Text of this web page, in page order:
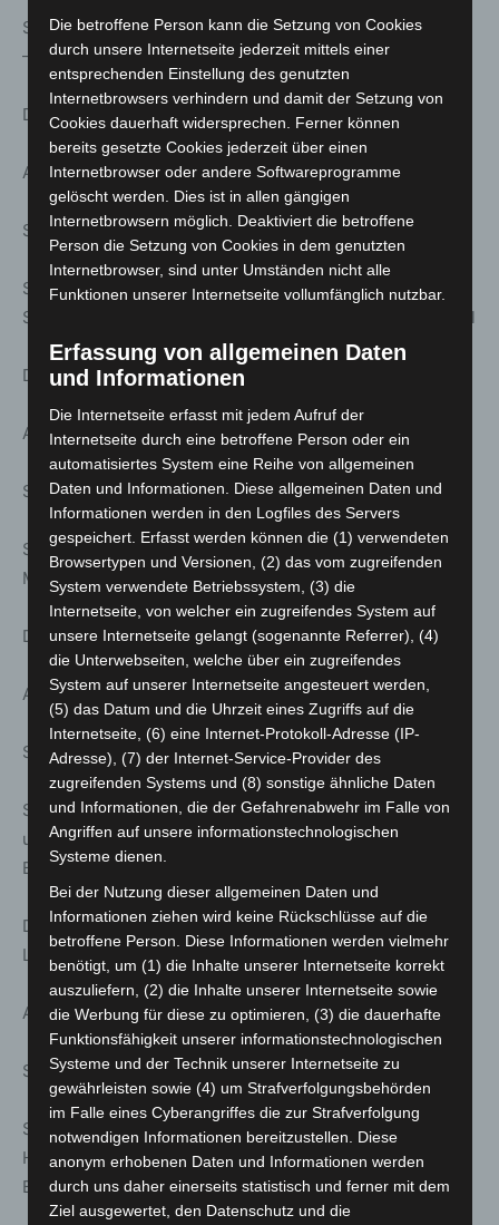
Stattreisen – Stadtspaziergänge: Hannover im Mittelalter
– Von Türmern, Hoken und geraspelter Hirnschale
Dauer ca. 2.0 h | Treff: Ballhofplatz, Brunnen
Anmeldung unter: www.stattreisen-hannover.de
Sa. 21. März; 15:00 Uhr
Stattreisen – Stadtspaziergänge: Linden-Nord: Federn,
Samt und Seife – Arbeitergeschichte und sozialer Wandel
Dauer ca. 2.0 h | Treff: Theater am Küchengarten
Anmeldung unter: www.stattreisen-hannover.de
Sa. 21. März; 19:00 Uhr
Stattreisen – Theaterspaziergänge: Nachtwächter
Melchior – Von Henkern, Macht und Hellebarden
Dauer ca. 1.5 h | Treff: Beginenturm, Pferdestraße
Anmeldung unter: www.stattreisen-hannover.de
So. 22. März; 11:00 Uhr
Stattreisen – Stadtspaziergänge: Linden: Bergbau, Jazz
und Blaues Wunder – Ein Spaziergang auf dem Lindener
Berg
Dauer ca. 1.0 h | Treff: Eingang Stadtfriedhof – Am
Lindener Berge
Anmeldung unter: www.stattreisen-hannover.de
So. 22. März; 11:00 Uhr
Stattreisen – Stadtspaziergänge: Der Hauptbahnhof
Hannover – Geschichte der Eisenbahn in Hannover. Mit
Besuch der „Geisterstation“.
Die betroffene Person kann die Setzung von Cookies
durch unsere Internetseite jederzeit mittels einer
entsprechenden Einstellung des genutzten
Internetbrowsers verhindern und damit der Setzung von
Cookies dauerhaft widersprechen. Ferner können
bereits gesetzte Cookies jederzeit über einen
Internetbrowser oder andere Softwareprogramme
gelöscht werden. Dies ist in allen gängigen
Internetbrowsern möglich. Deaktiviert die betroffene
Person die Setzung von Cookies in dem genutzten
Internetbrowser, sind unter Umständen nicht alle
Funktionen unserer Internetseite vollumfänglich nutzbar.
Erfassung von allgemeinen Daten
und Informationen
Die Internetseite erfasst mit jedem Aufruf der
Internetseite durch eine betroffene Person oder ein
automatisiertes System eine Reihe von allgemeinen
Daten und Informationen. Diese allgemeinen Daten und
Informationen werden in den Logfiles des Servers
gespeichert. Erfasst werden können die (1) verwendeten
Browsertypen und Versionen, (2) das vom zugreifenden
System verwendete Betriebssystem, (3) die
Internetseite, von welcher ein zugreifendes System auf
unsere Internetseite gelangt (sogenannte Referrer), (4)
die Unterwebseiten, welche über ein zugreifendes
System auf unserer Internetseite angesteuert werden,
(5) das Datum und die Uhrzeit eines Zugriffs auf die
Internetseite, (6) eine Internet-Protokoll-Adresse (IP-
Adresse), (7) der Internet-Service-Provider des
zugreifenden Systems und (8) sonstige ähnliche Daten
und Informationen, die der Gefahrenabwehr im Falle von
Angriffen auf unsere informationstechnologischen
Systeme dienen.
Bei der Nutzung dieser allgemeinen Daten und
Informationen ziehen wird keine Rückschlüsse auf die
betroffene Person. Diese Informationen werden vielmehr
benötigt, um (1) die Inhalte unserer Internetseite korrekt
auszuliefern, (2) die Inhalte unserer Internetseite sowie
die Werbung für diese zu optimieren, (3) die dauerhafte
Funktionsfähigkeit unserer informationstechnologischen
Systeme und der Technik unserer Internetseite zu
gewährleisten sowie (4) um Strafverfolgungsbehörden
im Falle eines Cyberangriffes die zur Strafverfolgung
notwendigen Informationen bereitzustellen. Diese
anonym erhobenen Daten und Informationen werden
durch uns daher einerseits statistisch und ferner mit dem
Ziel ausgewertet, den Datenschutz und die